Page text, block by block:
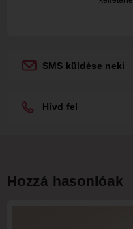
SMS küldése neki
Hívd fel
Hozzá hasonlóak